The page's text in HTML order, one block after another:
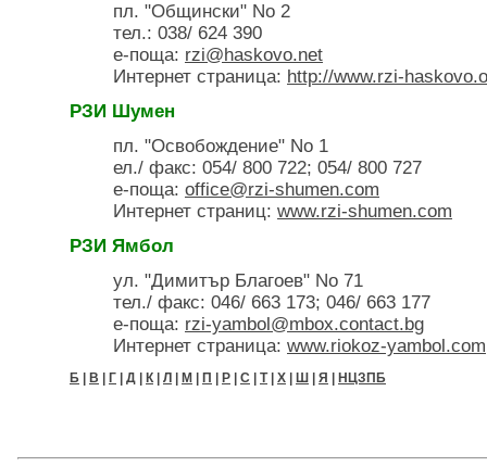
пл. "Общински" No 2
тел.: 038/ 624 390
е-поща: rzi@haskovo.net
Интернет страница: http://www.rzi-
РЗИ Шумен
пл. "Освобождение" No 1
ел./ факс: 054/ 800 722; 054/ 800 727
е-поща: office@rzi-shumen.com
Интернет страниц: www.rzi-shumen.com
РЗИ Ямбол
ул. "Димитър Благоев" No 71
тел./ факс: 046/ 663 173; 046/ 663 177
е-поща: rzi-yambol@mbox.contact.bg
Интернет страница: www.riokoz-yambol.com
Б В Г Д К Л М П Р С Т| Х Ш Я НЦЗПБ